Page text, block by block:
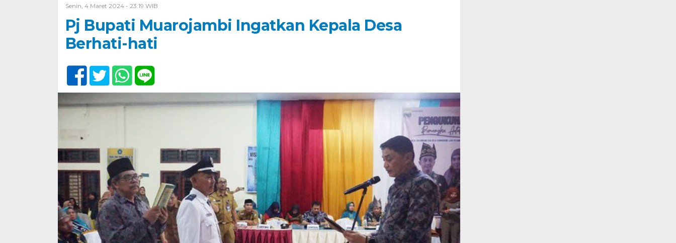
Senin, 4 Maret 2024 - 23:19 WIB
Pj Bupati Muarojambi Ingatkan Kepala Desa
Berhati-hati